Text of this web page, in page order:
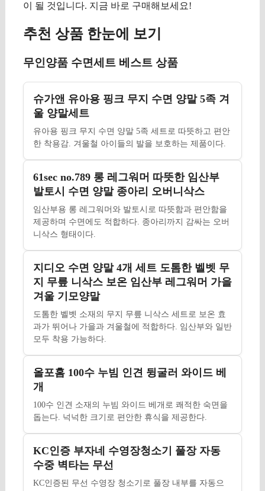
이 될 것입니다. 지금 바로 구매해보세요!
추천 상품 한눈에 보기
무인양품 수면세트 베스트 상품
슈가앤 유아용 핑크 무지 수면 양말 5족 겨
울 양말세트
유아용 핑크 무지 수면 양말 5족 세트로 따뜻하고 편안
한 착용감. 겨울철 아이들의 발을 보호하는 제품이다.
61sec no.789 롱 레그워머 따뜻한 임산부
발토시 수면 양말 종아리 오버니삭스
임산부용 롱 레그워머와 발토시로 따뜻함과 편안함을
제공하며 수면에도 적합하다. 종아리까지 감싸는 오버
니삭스 형태이다.
지디오 수면 양말 4개 세트 도톰한 벨벳 무
지 무릎 니삭스 보온 임산부 레그워머 가을
겨울 기모양말
도톰한 벨벳 소재의 무지 무릎 니삭스 세트로 보온 효
과가 뛰어나 가을과 겨울철에 적합하다. 임산부와 일반
모두 착용 가능하다.
올포홈 100수 누빔 인견 뒹굴러 와이드 베
개
100수 인견 소재의 누빔 와이드 베개로 쾌적한 숙면을
돕는다. 넉넉한 크기로 편안한 휴식을 제공한다.
KC인증 부자네 수영장청소기 풀장 자동
수중 벽타는 무선
KC인증된 무선 수영장 청소기로 풀장 내부를 자동으